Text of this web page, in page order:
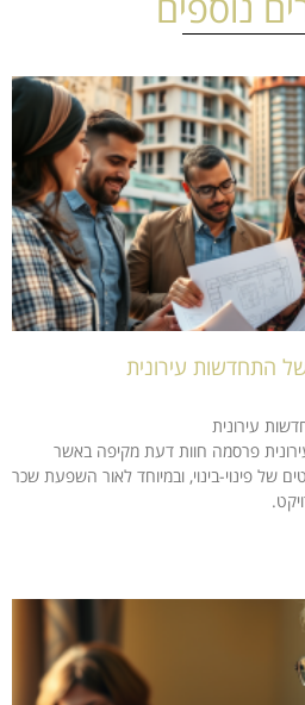
התחדשות עירונית
עירונית
פרסמה חוות דעת מקיפה באשר
של פינוי-בינוי, ובמיוחד לאור השפעת שכר